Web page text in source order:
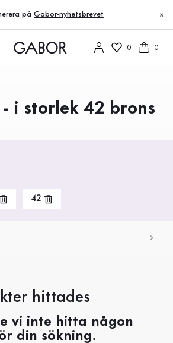
på Gabor-nyhetsbrevet ×
0 0
i storlek 42 brons
42
hittades
vi inte hitta någon
din sökning.